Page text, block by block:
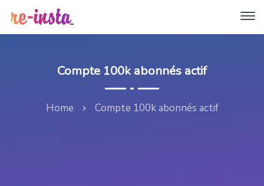
Compte 100k abonnés actif
Home Compte 100k abonnés actif